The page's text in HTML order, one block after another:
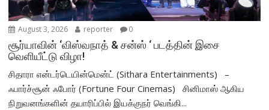
August 3, 2026 reporter 0
சூர்யாவின் ‘விஸ்வநாத் & சன்ஸ் ‘ படத்தின் இசை
வெளியீட்டு விழா!
சிதாரா என்டர்டெயின்மென்ட் (Sithara Entertainments) –
ஃபார்ச்சூன் ஃபோர் (Fortune Four Cinemas) சினிமாஸ் ஆகிய
நிறுவனங்களின் தயாரிப்பில் இயக்குநர் வெங்கி...